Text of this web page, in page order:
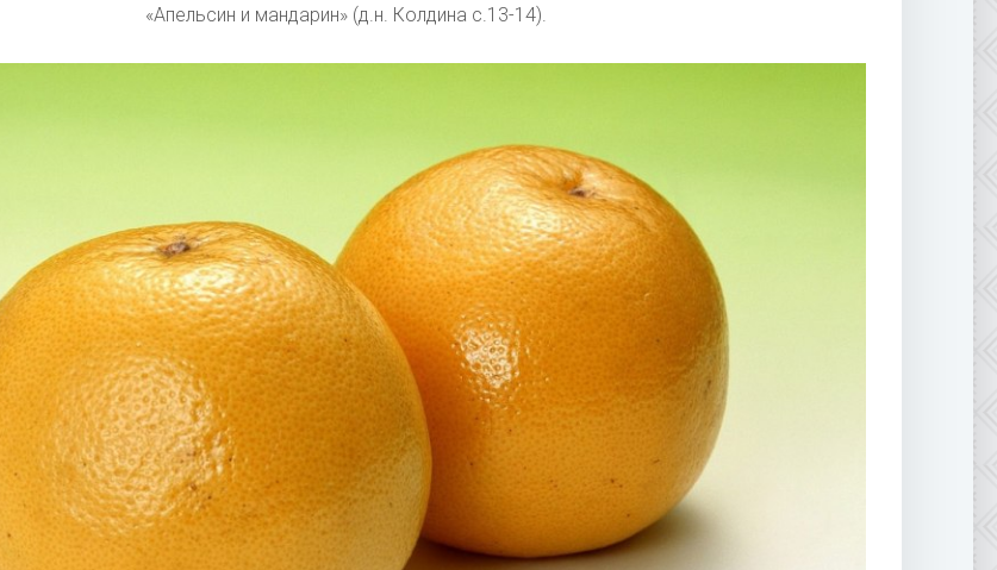
«Апельсин и мандарин» (д.н. Колдина с.13-14).